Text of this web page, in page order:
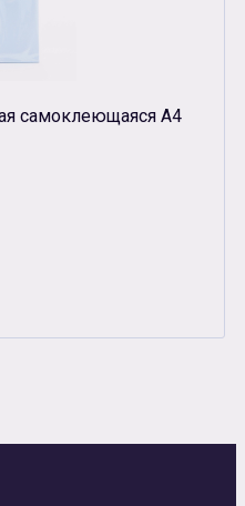
самоклеющаяся А4